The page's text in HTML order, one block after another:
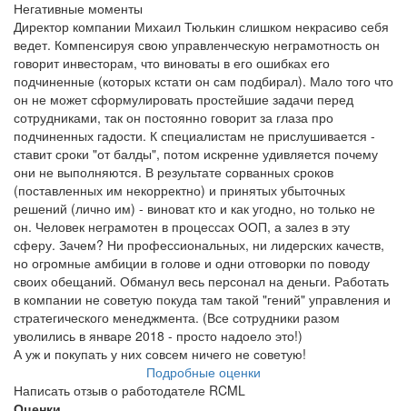
Негативные моменты
Директор компании Михаил Тюлькин слишком некрасиво себя
ведет. Компенсируя свою управленческую неграмотность он
говорит инвесторам, что виноваты в его ошибках его
подчиненные (которых кстати он сам подбирал). Мало того что
он не может сформулировать простейшие задачи перед
сотрудниками, так он постоянно говорит за глаза про
подчиненных гадости. К специалистам не прислушивается -
ставит сроки "от балды", потом искренне удивляется почему
они не выполняются. В результате сорванных сроков
(поставленных им некорректно) и принятых убыточных
решений (лично им) - виноват кто и как угодно, но только не
он. Человек неграмотен в процессах ООП, а залез в эту
сферу. Зачем? Ни профессиональных, ни лидерских качеств,
но огромные амбиции в голове и одни отговорки по поводу
своих обещаний. Обманул весь персонал на деньги. Работать
в компании не советую покуда там такой "гений" управления и
стратегического менеджмента. (Все сотрудники разом
уволились в январе 2018 - просто надоело это!)
А уж и покупать у них совсем ничего не советую!
Подробные оценки
Написать отзыв о работодателе RCML